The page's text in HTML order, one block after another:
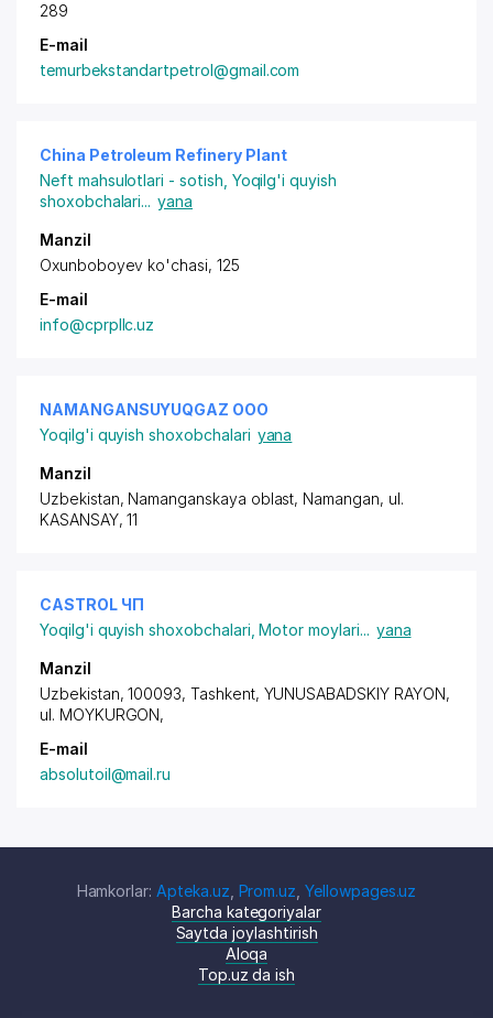
289
E-mail
temurbekstandartpetrol@gmail.com
China Petroleum Refinery Plant
Neft mahsulotlari - sotish Yoqilg'i quyish
shoxobchalari... yana
Manzil
Oxunboboyev ko'chasi, 125
E-mail
info@cprpllc.uz
NAMANGANSUYUQGAZ ООО
Yoqilg'i quyish shoxobchalari yana
Manzil
Uzbekistan, Namanganskaya oblast, Namangan, ul.
KASANSAY, 11
CASTROL ЧП
Yoqilg'i quyish shoxobchalari ,Motor moylari... yana
Manzil
Uzbekistan, 100093, Tashkent, YUNUSABADSKIY RAYON,
ul. MOYKURGON,
E-mail
absolutoil@mail.ru
Hamkorlar: Apteka.uz Prom.uz ,Yellowpages.uz
Barcha kategoriyalar
Saytda joylashtirish
Aloqa
Top.uz da ish